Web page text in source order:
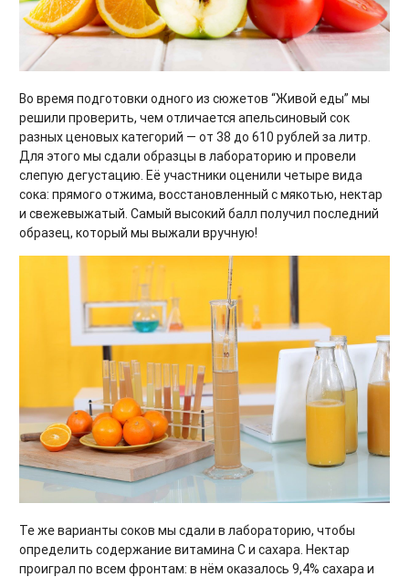
Во время подготовки одного из сюжетов “Живой еды” мы
решили проверить, чем отличается апельсиновый сок
разных ценовых категорий — от 38 до 610 рублей за литр.
Для этого мы сдали образцы в лабораторию и провели
слепую дегустацию. Её участники оценили четыре вида
сока: прямого отжима, восстановленный с мякотью, нектар
и свежевыжатый. Самый высокий балл получил последний
образец, который мы выжали вручную!
Те же варианты соков мы сдали в лабораторию, чтобы
определить содержание витамина С и сахара. Нектар
проиграл по всем фронтам: в нём оказалось 9,4% сахара и